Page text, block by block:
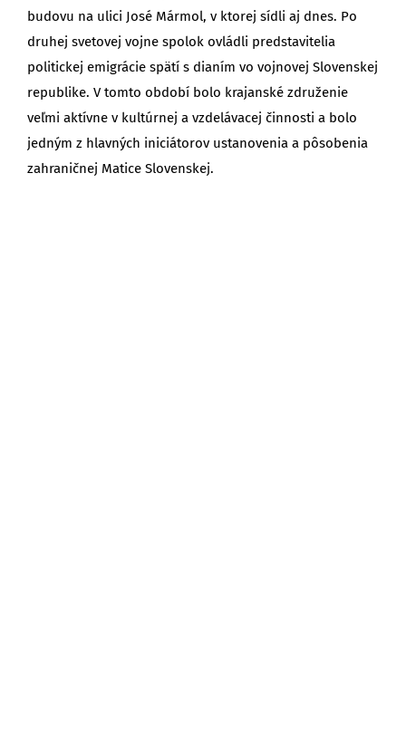
budovu na ulici José Mármol, v ktorej sídli aj dnes. Po
druhej svetovej vojne spolok ovládli predstavitelia
politickej emigrácie spätí s dianím vo vojnovej Slovenskej
republike. V tomto období bolo krajanské združenie
veľmi aktívne v kultúrnej a vzdelávacej činnosti a bolo
jedným z hlavných iniciátorov ustanovenia a pôsobenia
zahraničnej Matice Slovenskej.